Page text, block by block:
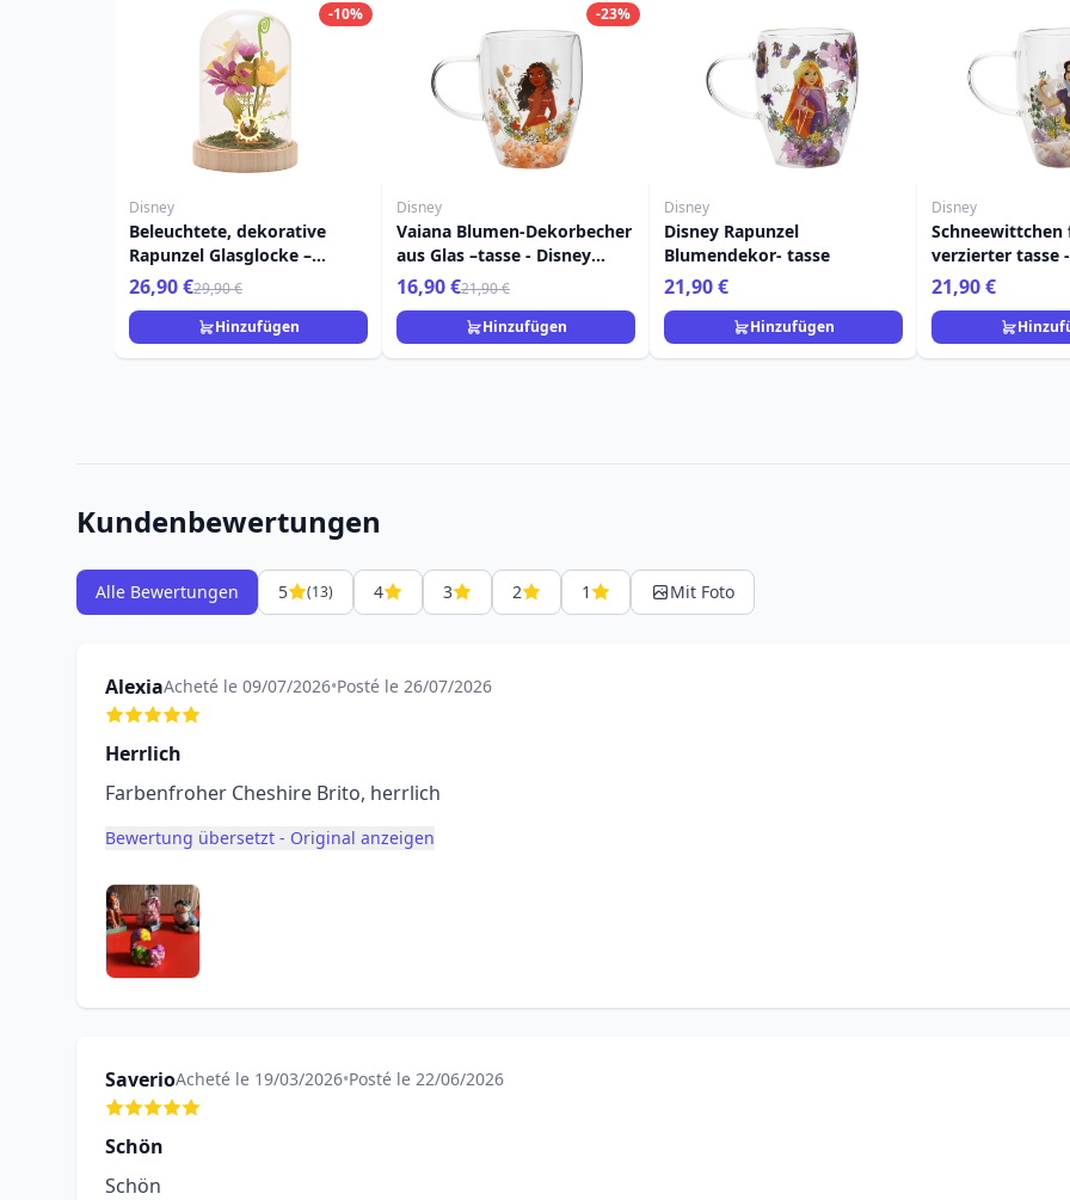
-10%
Disney
Beleuchtete, dekorative
Rapunzel Glasglocke –
Disney Pastel Princess
26,90 €29,90 €
Hinzufügen
-23%
Disney
Vaiana Blumen-Dekorbecher
aus Glas –tasse - Disney
Pastel Princess
16,90 €21,90 €
Hinzufügen
Disney
Disney Rapunzel
Blumendekor- tasse
21,90 €
Hinzufügen
Disney
Schneewittchen
verzierter tasse
Pastel Princess
21,90 €
Kundenbewertungen
Alle Bewertungen 5 (13) 4 3 2 1 Mit Foto
AlexiaAcheté le 09/07/2026•Posté le 26/07/2026
Herrlich
Farbenfroher Cheshire Brito, herrlich
Bewertung übersetzt - Original anzeigen
SaverioAcheté le 19/03/2026•Posté le 22/06/2026
Schön
Schön